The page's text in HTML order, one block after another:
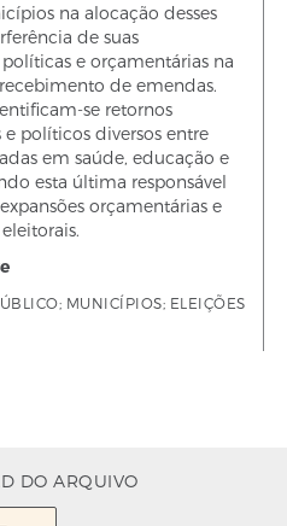
na alocação desses
de suas
e orçamentárias na
de emendas.
se retornos
políticos diversos entre
em saúde, educação e
esta última responsável
orçamentárias e
MUNICÍPIOS; ELEIÇÕES
DO ARQUIVO